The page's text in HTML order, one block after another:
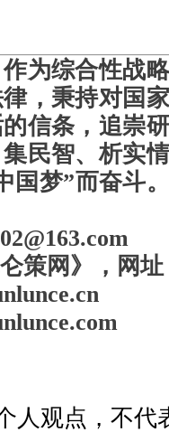
作为综合性战
，秉持对国
信条，追崇
民智、析实
国梦”而奋斗
网》， 网
人观点，不代